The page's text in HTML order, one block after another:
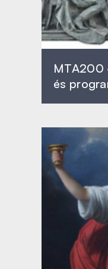
MTA200
és